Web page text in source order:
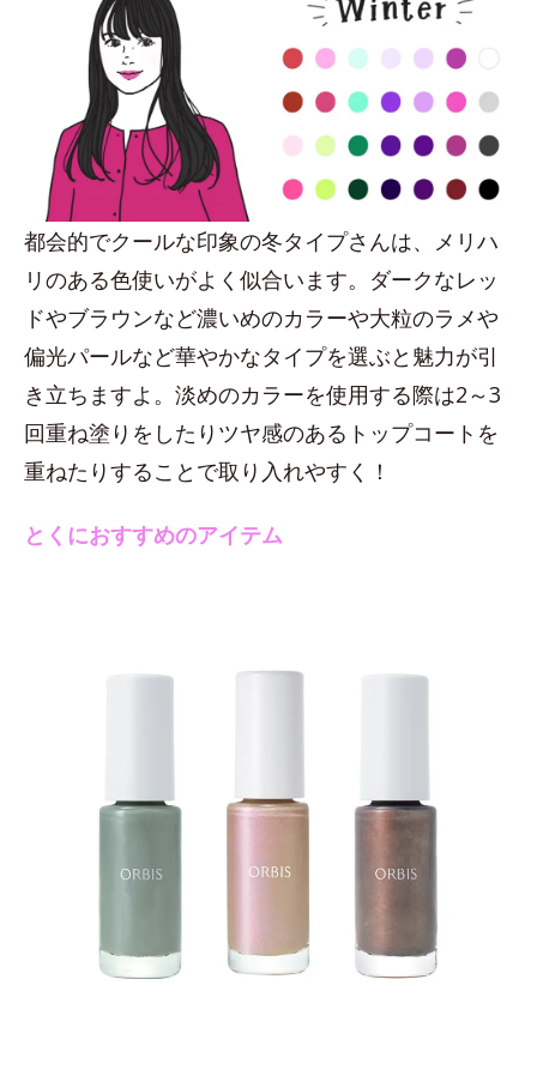
都会的でクールな印象の冬タイプさんは、メリハ
リのある色使いがよく似合います。ダークなレッ
ドやブラウンなど濃いめのカラーや大粒のラメや
偏光パールなど華やかなタイプを選ぶと魅力が引
き立ちますよ。淡めのカラーを使用する際は2～3
回重ね塗りをしたりツヤ感のあるトップコートを
重ねたりすることで取り入れやすく！
とくにおすすめのアイテム